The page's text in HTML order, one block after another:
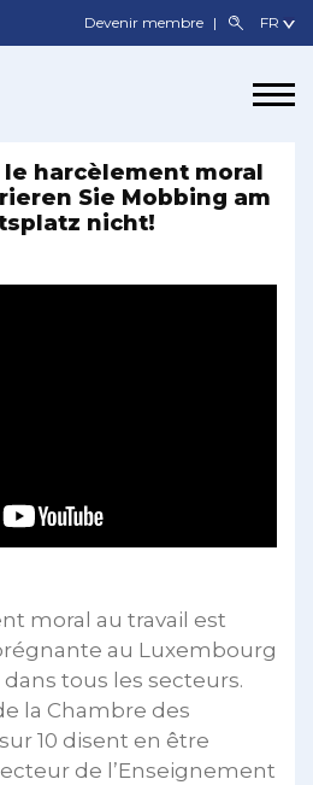
Devenir membre
harcèlement moral
Sie Mobbing am
nicht!
moral au travail est
au Luxembourg
tous les secteurs.
la Chambre des
10 disent en être
de l’Enseignement